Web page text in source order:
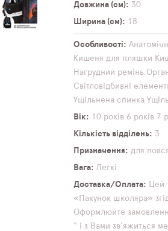
Довжина (см)
30
Ширина (см)
18
Особливості
Кишеня для пляшки
Нагрудний ремінь
Світловідбивні
Ущільнена спинка
Вік
10 років 6 років 7
Кількість відділень
3
Призначення
для
Вага
Легкі
Доставка/Оплата
Цей
«Пакунок школяра»
Оформлюйте
" і з Вами зв'яжиться